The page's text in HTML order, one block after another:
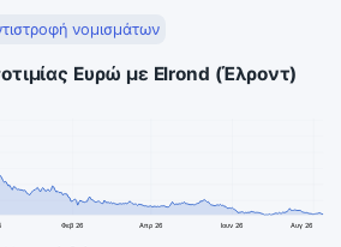
νομισμάτων
Ευρώ με Elrond (Έλροντ)
Φεβ 26 Απρ 26 Ιουν 26 Αυγ 26